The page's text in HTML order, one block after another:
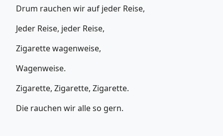
Drum rauchen wir auf jeder Reise,
Jeder Reise, jeder Reise,
Zigarette wagenweise,
Wagenweise.
Zigarette, Zigarette, Zigarette.
Die rauchen wir alle so gern.